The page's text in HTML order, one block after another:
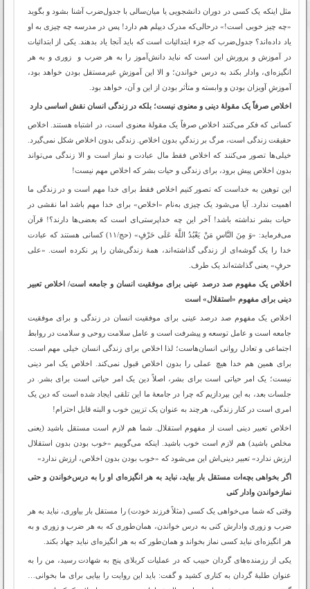
مثل اینکه یک کسی در دوران دانشجویی یا میان‌سالی با جدول‌ضرب آشنا بشود و بگوید
«چه چیز خوبی است!» درحالی‌که مدرک دیپلم هم دارد! پس در مدرسه چه چیزی به او
یاد داده‌اند؟ جدول‌ضرب که جزء ابتدائیات است که باید آنجا یاد بدهند. یکی از ابتدائیات
در آموزش و پرورش این است که نباید دانش‌آموز را به هر ضرب و زوری و به هر
انگیزه‌ای، وادار بکند به درس خواندن؛ و الا این آموزشِ غیرمستقل بودن خواهد بود،
آموزشِ آویزان بودن و وابسته و متأثر بودن از این و آن، خواهد بود.
اخلاص صرفاً یک مقولۀ دینی و معنوی نیست؛ بلکه در زندگی انسان نقش اساسی دارد
کسانی که فکر می‌کنند اخلاص صرفاً یک مقولۀ معنوی است، در اشتباه هستند. اخلاص
حقیقت زندگی است، مرگ بر زندگیِ بدون اخلاص. زندگی بدون اخلاص شکل نمی‌گیرد.
خیلی‌ها تصور می‌کنند که اخلاص فقط مال عبادت و نماز است و الا زندگی می‌تواند
بدون اخلاص پیش برود، برای زندگی و حیات بشر که اخلاص مهم نیست!
این توهین به خداست که تصور کنیم اخلاص فقط برای خدا مهم است و در زندگی ما
اهمیت ندارد. آیا می‌شود یک چیزی به‌نام «اخلاص» برای خدا مهم باشد اما نقشی در
حیات بشر نداشته باشد! آخر این چه خداپرستی‌ای است که بعضی‌ها دارند؟! قرآن
می‌فرماید: «وَ مِنَ النَّاسِ مَنْ یَعْبُدُ اللَّهَ عَلَى حَرْفٍ» (حج/۱۱) کسانی هستند که عبادت
خدا را یک گوشه‌ای از زندگی گذاشته‌اند، همۀ زندگی‌شان را پر نکرده است. «علی
حرفٍ» یعنی گذاشته‌اند یک طرف.
اخلاص یک مفهوم صد درصد عینی برای موفقیت انسان و جامعه است/ اخلاص تعبیر
دینی برای مفهوم «استقلال» است
اخلاص یک مفهوم صد درصد عینی برای موفقیت انسان در زندگی و برای موفقیت
جامعه است و عامل توسعه و پیشرفت است و عامل سلامت روحی و سلامت در روابط
اجتماعی و تعادل روانی انسان‌هاست؛ لذا اخلاص برای زندگی انسان خیلی مهم است.
برای همین هم خدا هیچ‌ عملی را بدون اخلاص قبول نمی‌کند. اخلاص یک امر دینی
نیست؛ یک امر حیاتی است برای بشر، اصلاً دین یک امر حیاتی است برای بشر. در
جلسات بعد، به این بپردازیم که چرا در جامعۀ ما این تلقی ایجاد شده است که دین یک
امری است در کنار زندگی، هرچند به عنوان یک تزیین خوب و البته قابل احترام!
اخلاص تعبیر دینی است از مفهوم استقلال. شما هم لازم است مستقل باشید (یعنی
مخلص باشید) هم لازم است خوب باشید. اینکه می‌گوییم «خوب بودن بدون استقلال
ارزش ندارد» تعبیر دینی‌اش این می‌شود که «خوب بودن بدون اخلاص، ارزش ندارد»
اگر بخواهی بچه‌‌ات مستقل بار بیاید، نباید به هر انگیزه‌ای او را به درس‌خواندن و حتی
نماز‌خواندن وادار کنی
وقتی که شما می‌خواهی یک کسی (مثلاً فرزند خودت) را مستقل بار بیاوری، نباید به هر
ضرب و زوری وادارش کنی به درس خواندن، همان‌طوری که به هر ضرب و زوری و به
هر انگیزه‌ای نباید کسی نماز بخواند و همان‌طور که به هر انگیزه‌ای نباید جهاد بکند.
یکی از رزمنده‌های گردان حبیب که در عملیات کربلای پنج به شهادت رسید، من را به
عنوان طلبۀ گردان به کناری کشید و گفت: باید این روایت را بیایی برای ما بخوانی…